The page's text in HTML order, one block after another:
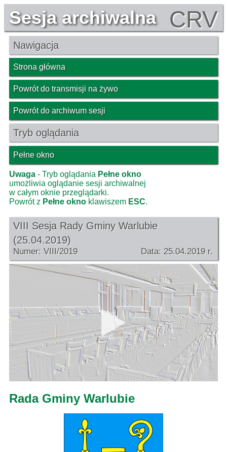
Sesja archiwalna CRV
Nawigacja
Strona główna
Powrót do transmisji na żywo
Powrót do archiwum sesji
Tryb oglądania
Pełne okno
Uwaga - Tryb oglądania Pełne okno
umożliwia oglądanie sesji archiwalnej
w całym oknie przeglądarki.
Powrót z Pełne okno klawiszem ESC.
VIII Sesja Rady Gminy Warlubie
(25.04.2019)
Numer: VIII/2019 Data: 25.04.2019 r.
Rada Gminy Warlubie